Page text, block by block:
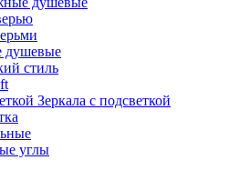
душевые
стиль
Зеркала с подсветкой
углы